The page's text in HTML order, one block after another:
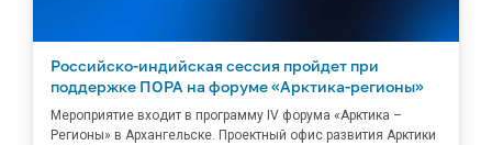
Российско-индийская сессия пройдет при
поддержке ПОРА на форуме «Арктика-регионы»
Мероприятие входит в программу IV форума «Арктика –
Регионы» в Архангельске. Проектный офис развития Арктики